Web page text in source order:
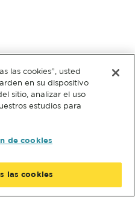
las cookies”, usted
en su dispositivo
sitio, analizar el uso
estudios para
de cookies
las cookies